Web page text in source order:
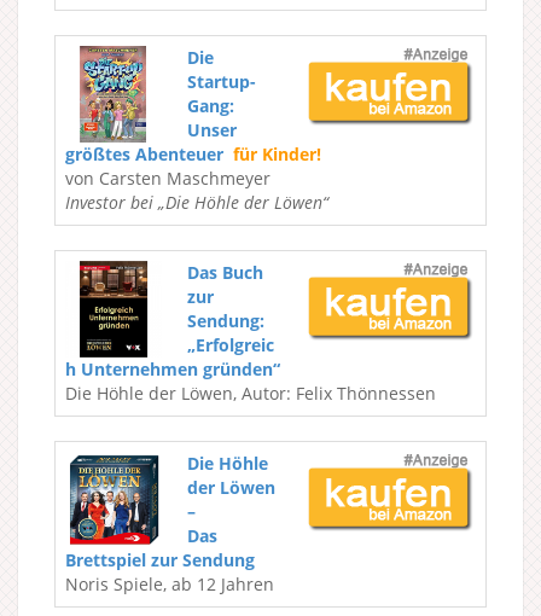
Die
Startup-
Gang:
Unser
größtes Abenteuer für Kinder!
von Carsten Maschmeyer
Investor bei „Die Höhle der Löwen“
Das Buch
zur
Sendung:
„Erfolgreic
h Unternehmen gründen“
Die Höhle der Löwen, Autor: Felix Thönnessen
Die Höhle
der Löwen
–
Das
Brettspiel zur Sendung
Noris Spiele, ab 12 Jahren